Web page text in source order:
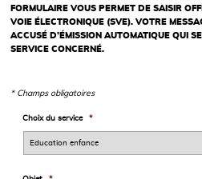
FORMULAIRE VOUS PERMET DE SAISIR
VOIE ÉLECTRONIQUE (SVE). VOTRE
ACCUSÉ D’ÉMISSION AUTOMATIQUE QUI
SERVICE CONCERNÉ.
* Champs obligatoires
Choix du service *